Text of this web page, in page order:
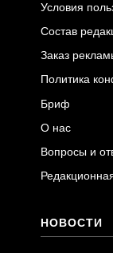
Условия
Состав
Заказ
Политика
Бриф
О нас
Вопросы и
НОВОСТИ